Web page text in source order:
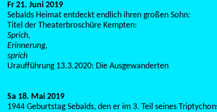
Fr 21. Juni 2019
Sebalds Heimat entdeckt endlich ihren großen Sohn:
Titel der Theaterbroschüre Kempten:
Sprich,
Erinnerung,
sprich
Uraufführung 13.3.2020: Die Ausgewanderten
Sa 18. Mai 2019
1944 Geburtstag Sebalds, den er im 3. Teil seines